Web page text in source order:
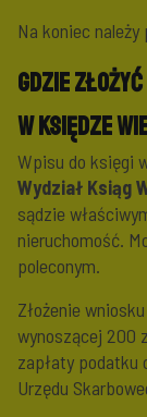
Na koniec
Gdzie
w księdze
Wpisu do księgi
Wydział Ksiąg
sądzie
nieruchomość.
poleconym.
Złożenie
wynoszącej 200
zapłaty podatku
Urzędu